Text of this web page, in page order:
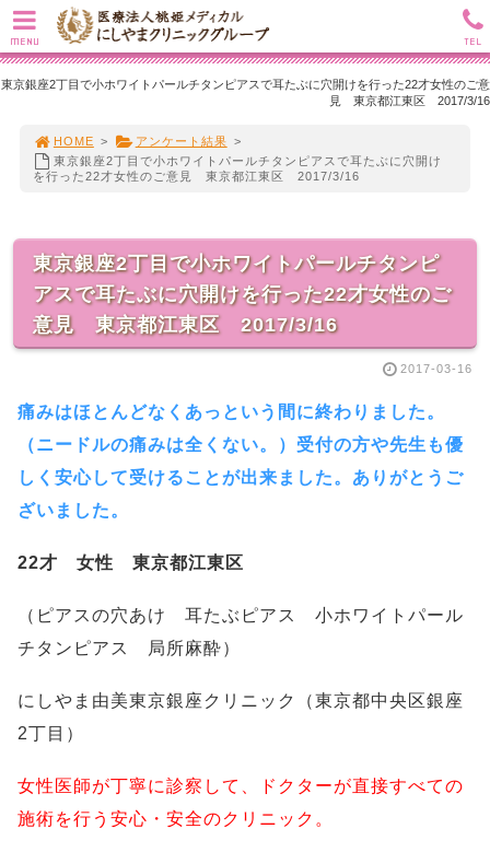
東京銀座2丁目で小ホワイトパールチタンピアスで耳たぶに穴開けを行った22才女性のご意
見 東京都江東区 2017/3/16
HOME > アンケート結果 >
東京銀座2丁目で小ホワイトパールチタンピアスで耳たぶに穴開け
を行った22才女性のご意見 東京都江東区 2017/3/16
東京銀座2丁目で小ホワイトパールチタンピ
アスで耳たぶに穴開けを行った22才女性のご
意見 東京都江東区 2017/3/16
2017-03-16
痛みはほとんどなくあっという間に終わりました。
（ニードルの痛みは全くない。）受付の方や先生も優
しく安心して受けることが出来ました。ありがとうご
ざいました。
22才 女性 東京都江東区
（ピアスの穴あけ 耳たぶピアス 小ホワイトパール
チタンピアス 局所麻酔）
にしやま由美東京銀座クリニック（東京都中央区銀座
2丁目）
女性医師が丁寧に診察して、ドクターが直接すべての
施術を行う安心・安全のクリニック。
MENU TEL